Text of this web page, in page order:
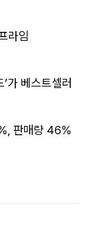
라임
가 베스트셀러
판매량 46%